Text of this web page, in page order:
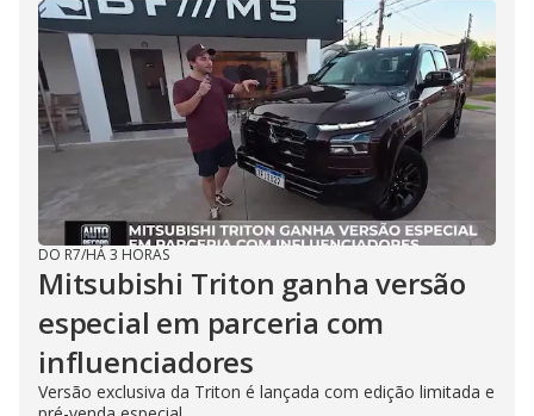
DO R7/HÁ 3 HORAS
Mitsubishi Triton ganha versão
especial em parceria com
influenciadores
Versão exclusiva da Triton é lançada com edição limitada e